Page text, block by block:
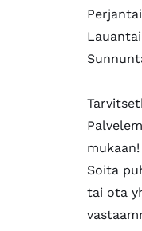
mukaan!
Soita
tai ota